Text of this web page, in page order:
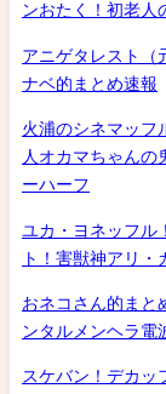
ンおたく！初老人
アニゲタレスト
ナベ的まとめ速報
火浦のシネマッフ
人オカマちゃんの
ーハーフ
ユカ・ヨネッフル
ト！害獣神アリ
おネコさん的ま
ンタルメンヘラ電
スケバン！デカッ